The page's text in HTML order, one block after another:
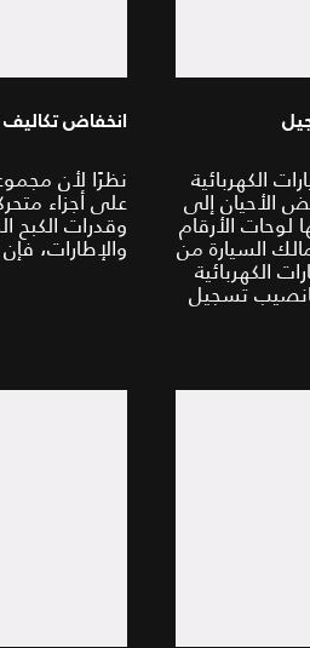
الكهربائية
إلى
لوحات الأرقام
السيارة من
الكهربائية
تسجيل
انخفاض تكاليف
نظرًا لأن
على أجزاء
وقدرات الكبح
والإطارات،